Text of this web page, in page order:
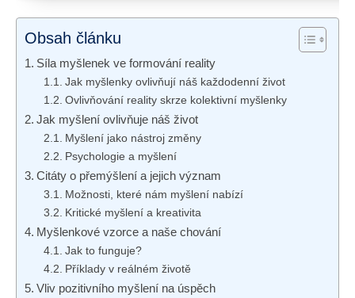
Obsah článku
Síla myšlenek ve formování reality
Jak myšlenky ovlivňují náš každodenní život
Ovlivňování reality skrze kolektivní myšlenky
Jak myšlení ovlivňuje náš život
Myšlení jako nástroj změny
Psychologie a myšlení
Citáty o přemýšlení a jejich význam
Možnosti, které nám myšlení nabízí
Kritické myšlení a kreativita
Myšlenkové vzorce a naše chování
Jak to funguje?
Příklady v reálném životě
Vliv pozitivního myšlení na úspěch